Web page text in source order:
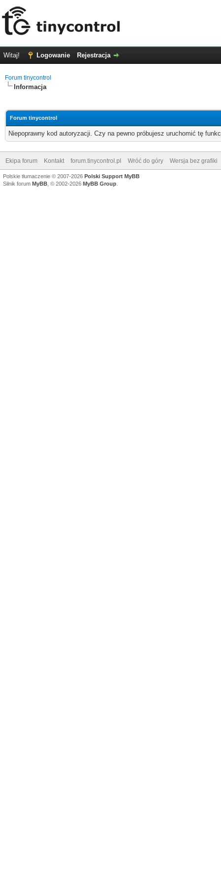
Witaj! Logowanie Rejestracja
Forum tinycontrol
Informacja
Forum tinycontrol
Niepoprawny kod autoryzacji. Czy na pewno próbujesz uruchomić tę
Ekipa forum Kontakt forum.tinycontrol.pl Wróć do góry Wersja bez grafiki
Polskie tłumaczenie © 2007-2026 Polski Support MyBB
Silnik forum MyBB , © 2002-2026 MyBB Group